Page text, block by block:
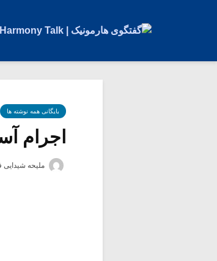
بایگانی همه نوشته ها
اجرام
ملیحه شیدایی